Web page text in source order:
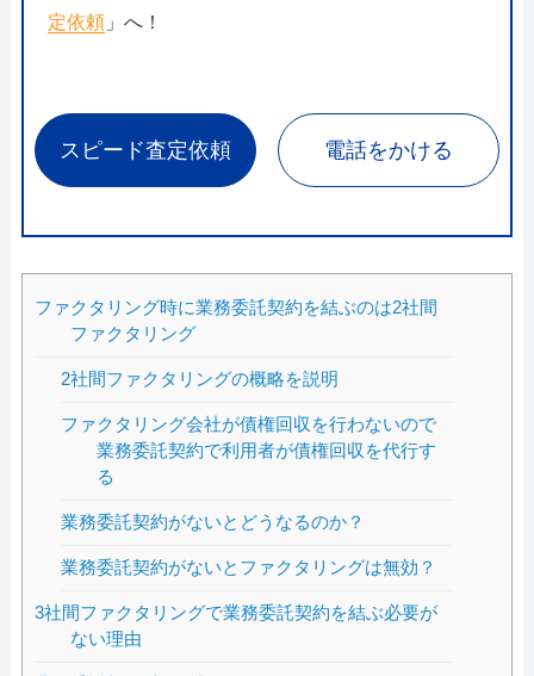
定依頼」へ！
スピード査定依頼 電話をかける
ファクタリング時に業務委託契約を結ぶのは2社間
ファクタリング
2社間ファクタリングの概略を説明
ファクタリング会社が債権回収を行わないので
業務委託契約で利用者が債権回収を代行す
る
業務委託契約がないとどうなるのか？
業務委託契約がないとファクタリングは無効？
3社間ファクタリングで業務委託契約を結ぶ必要が
ない理由